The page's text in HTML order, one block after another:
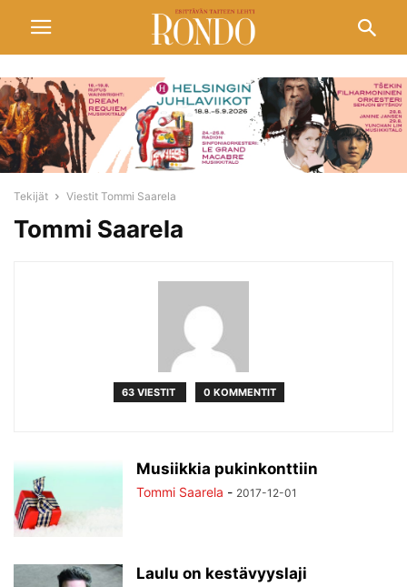
Tekijät Viestit Tommi Saarela
Tommi Saarela
63 VIESTIT 0 KOMMENTIT
Musiikkia pukinkonttiin
Tommi Saarela - 2017-12-01
Laulu on kestävyyslaji